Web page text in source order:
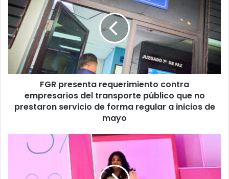
requerimiento
contra
empresarios
del
transporte
público
que
prestaron
servicio
regular
FGR presenta requerimiento contra
empresarios del transporte público que no
prestaron servicio de forma regular a inicios de
mayo
FEDECRÉDITO